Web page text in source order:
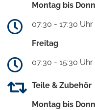
Montag bis
07:30 - 17:30 Uhr
Freitag
07:30 - 15:30 Uhr
Teile & Zubehör
Montag bis